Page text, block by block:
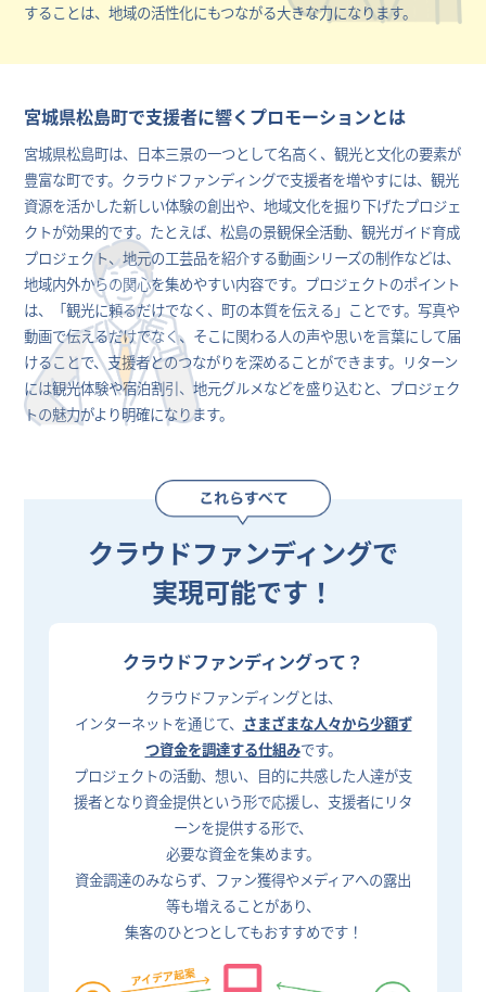
することは、地域の活性化にもつながる大きな力になります。
宮城県松島町で支援者に響くプロモーションとは
宮城県松島町は、日本三景の一つとして名高く、観光と文化の要素が
豊富な町です。クラウドファンディングで支援者を増やすには、観光
資源を活かした新しい体験の創出や、地域文化を掘り下げたプロジェ
クトが効果的です。たとえば、松島の景観保全活動、観光ガイド育成
プロジェクト、地元の工芸品を紹介する動画シリーズの制作などは、
地域内外からの関心を集めやすい内容です。プロジェクトのポイント
は、「観光に頼るだけでなく、町の本質を伝える」ことです。写真や
動画で伝えるだけでなく、そこに関わる人の声や思いを言葉にして届
けることで、支援者とのつながりを深めることができます。リターン
には観光体験や宿泊割引、地元グルメなどを盛り込むと、プロジェク
トの魅力がより明確になります。
クラウドファンディングで
実現可能です！
クラウドファンディングって？
クラウドファンディングとは、
インターネットを通じて、 さまざまな人々から少額ず
つ資金を調達する仕組みです。
プロジェクトの活動、想い、目的に共感した人達が支
援者となり資金提供という形で応援し、支援者にリタ
ーンを提供する形で、
必要な資金を集めます。
資金調達のみならず、ファン獲得やメディアへの露出
等も増えることがあり、
集客のひとつとしてもおすすめです！